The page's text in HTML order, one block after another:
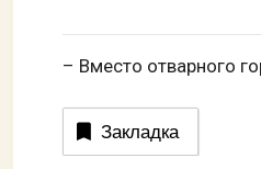
– Вместо отварного
Закладка